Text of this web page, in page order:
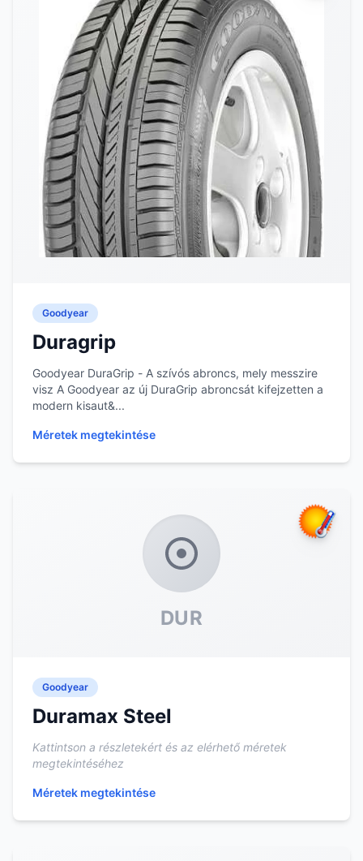
Goodyear
Duragrip
Goodyear DuraGrip - A szívós abroncs, mely messzire
visz A Goodyear az új DuraGrip abroncsát kifejzetten a
modern kisaut&...
Méretek megtekintése
DUR
Goodyear
Duramax Steel
Kattintson a részletekért és az elérhető méretek
megtekintéséhez
Méretek megtekintése